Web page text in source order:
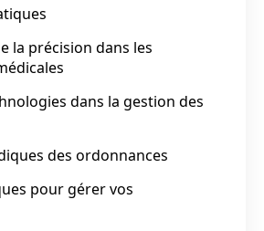
la précision dans les
dans la gestion des
des ordonnances
pour gérer vos